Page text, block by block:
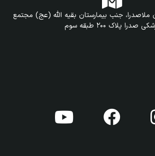
ملاصدرا، جنب بیمارستان بقیه الله (عج) مجتمع
صدرا پلاک ۲۰۰ طبقه سوم